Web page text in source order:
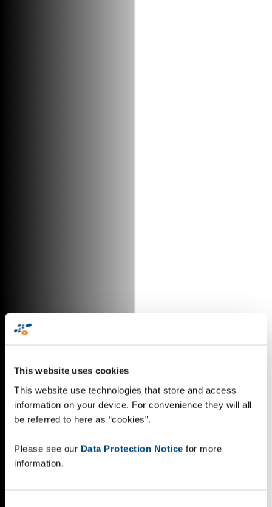
This website uses cookies
This website use technologies that store and access
information on your device. For convenience they will all
be referred to here as “cookies”.
Please see our Data Protection Notice for more
information.